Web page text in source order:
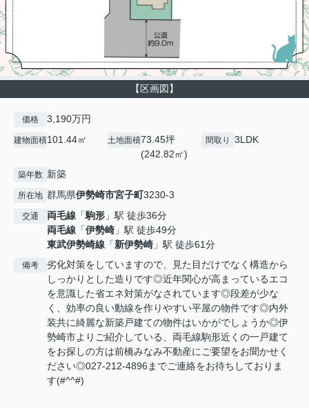
【区画図】
価格 3,190万円
建物面積101.44㎡ 土地面積73.45坪
(242.82㎡)
間取り 3LDK
築年数 新築
所在地 群馬県伊勢崎市宮子町3230-3
交通 両毛線 「駒形 」駅 徒歩36分
両毛線 「伊勢崎 」駅 徒歩49分
東武伊勢崎線 「新伊勢崎 」駅 徒歩61分
備考
劣化対策をしていますので、見た目だけでなく構造から
しっかりとした造りです◎近年関心が高まっているエコ
を意識した省エネ対策がなされています◎段差が少な
く、効率の良い動線を作りやすい平屋の物件です◎内外
装共に綺麗な新築戸建ての物件はいかがでしょうか◎伊
勢崎市よりご紹介している、両毛線駒形近くの一戸建て
をお探しの方は前橋みなみ不動産にご要望をお聞かせく
ださい◎027-212-4896までご連絡をお待ちしておりま
す(#^^#)